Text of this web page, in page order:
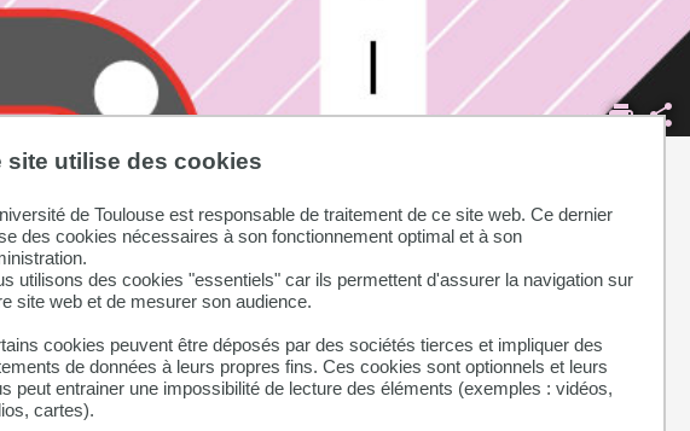
site utilise des cookies
de Toulouse est responsable de traitement de ce site web. Ce dernier
des cookies nécessaires à son fonctionnement optimal et à son
utilisons des cookies "essentiels" car ils permettent d'assurer la navigation sur
site web et de mesurer son audience.
cookies peuvent être déposés par des sociétés tierces et impliquer des
de données à leurs propres fins. Ces cookies sont optionnels et leurs
peut entrainer une impossibilité de lecture des éléments (exemples : vidéos,
cartes).
vos questions sur la